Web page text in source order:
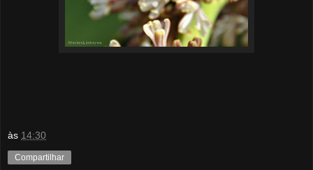
às 14:30
Compartilhar